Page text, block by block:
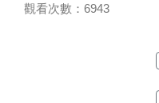
觀看次數：6943